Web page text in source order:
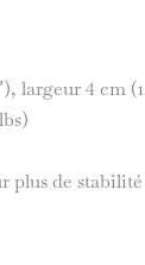
largeur 4 cm
plus de stabilité